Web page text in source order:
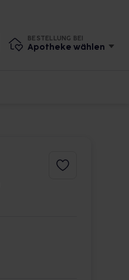
BESTELLUNG BEI
Apotheke wählen